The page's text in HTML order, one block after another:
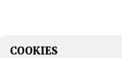
COOKIES